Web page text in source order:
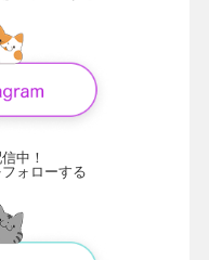
中！
ォローする